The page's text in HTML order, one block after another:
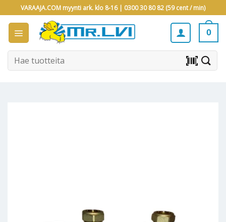
to
content
VARAAJA.COM myynti ark. klo 8-16 | 0300 30 80 82 (59 cent / min)
0
Etsi: barcode_scanner